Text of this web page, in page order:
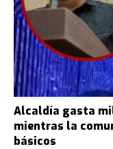
Alcaldía gasta
mientras la
básicos